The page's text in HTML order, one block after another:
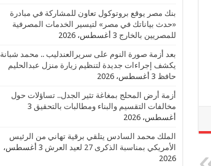
بنك مصر يوقع بروتوكول تعاون للمشاركة في مبادرة
«حدث بياناتك في مصر» لتيسير الخدمات المصرفية
للمصريين بالخارج 3 أغسطس، 2026
بعد أزمة صورة النوم على سريرالعندليب .. محمد شبانة
يكشف إجراءات جديدة لتنظيم زيارة منزل عبدالحليم
حافظ 3 أغسطس، 2026
أزمة أرض المحلج بمغاغة تثير الجدل.. تساؤلات حول
مخالفات التقسيم والبناء ومطالبات بالتحقيق 3
أغسطس، 2026
الملك محمد السادس يتلقي برقية تهاني من الرئيس
الأمريكي بمناسبة الذكرى 27 لعيد العرش
3 أغسطس،
2026